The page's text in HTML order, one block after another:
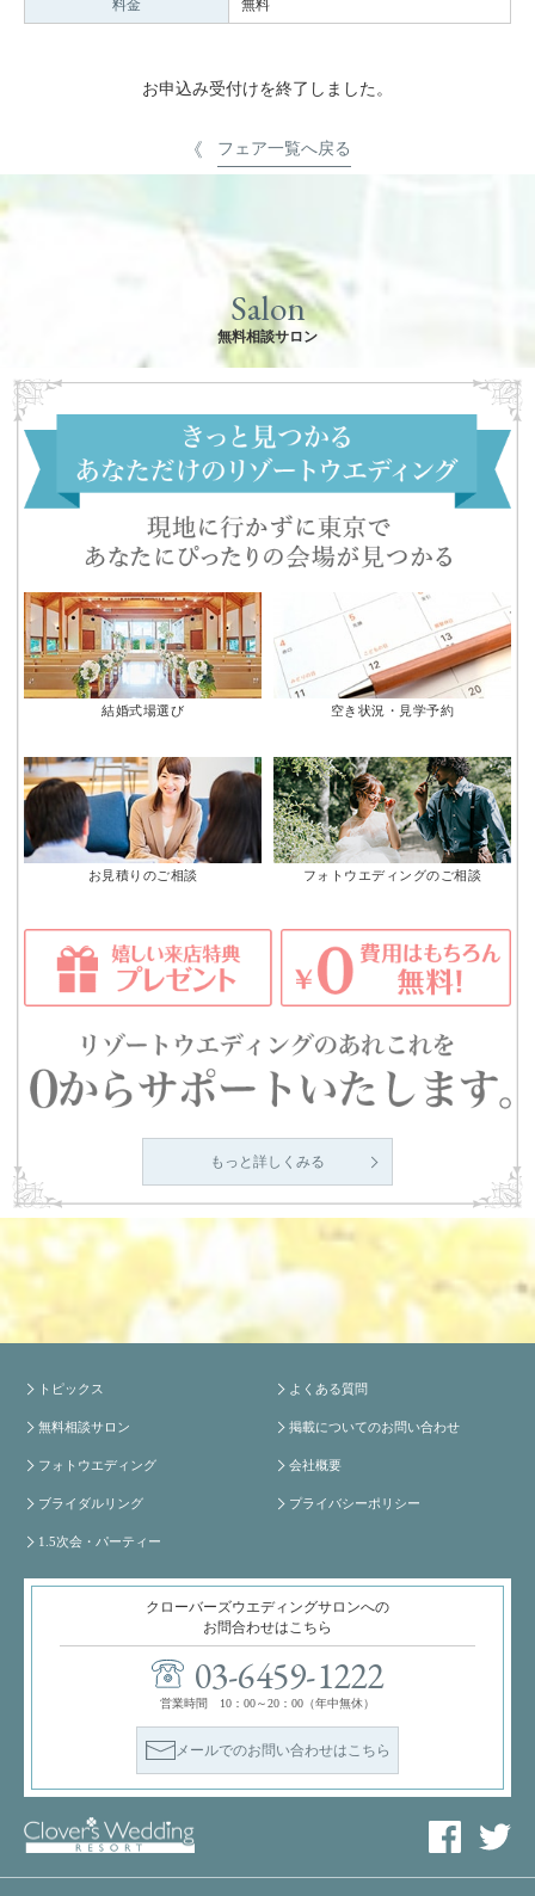
料金 無料
お申込み受付けを終了しました。
フェア一覧へ戻る
Salon
無料相談サロン
結婚式場選び 空き状況・見学予約
お見積りのご相談 フォトウエディングのご相談
もっと詳しくみる
トピックス
無料相談サロン
フォトウエディング
ブライダルリング
1.5次会・パーティー
よくある質問
掲載についてのお問い合わせ
会社概要
プライバシーポリシー
クローバーズウエディングサロンへの
お問合わせはこちら
03-6459-1222
営業時間 10：00～20：00（年中無休）
メールでのお問い合わせはこちら